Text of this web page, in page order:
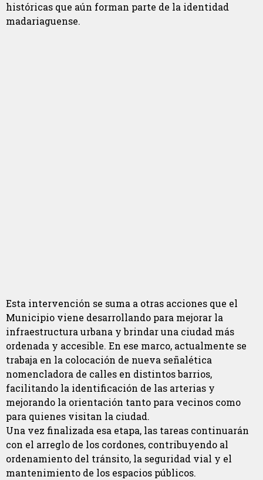
históricas que aún forman parte de la identidad
madariaguense.
Esta intervención se suma a otras acciones que el
Municipio viene desarrollando para mejorar la
infraestructura urbana y brindar una ciudad más
ordenada y accesible. En ese marco, actualmente se
trabaja en la colocación de nueva señalética
nomencladora de calles en distintos barrios,
facilitando la identificación de las arterias y
mejorando la orientación tanto para vecinos como
para quienes visitan la ciudad.
Una vez finalizada esa etapa, las tareas continuarán
con el arreglo de los cordones, contribuyendo al
ordenamiento del tránsito, la seguridad vial y el
mantenimiento de los espacios públicos.